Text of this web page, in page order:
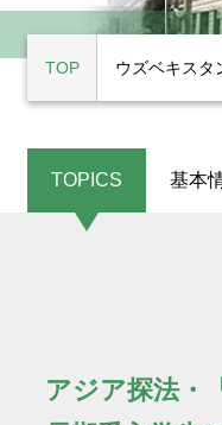
TOP ウズベキスタ
TOPICS 基本
アジア探法・